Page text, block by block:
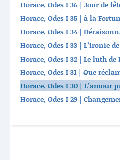
Horace, Odes I 36 | Jour de
Horace, Odes I 35 | à la
Horace, Odes I 34 |
Horace, Odes I 33 | L’ironie
Horace, Odes I 32 | Le luth de
Horace, Odes I 31 | Que
Horace, Odes I 30 | L’amour
Horace, Odes I 29 |